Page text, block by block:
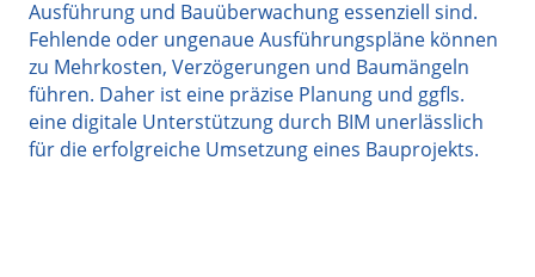
Ausführung und Bauüberwachung essenziell sind.
Fehlende oder ungenaue Ausführungspläne können
zu Mehrkosten, Verzögerungen und Baumängeln
führen. Daher ist eine präzise Planung und ggfls.
eine digitale Unterstützung durch BIM unerlässlich
für die erfolgreiche Umsetzung eines Bauprojekts.